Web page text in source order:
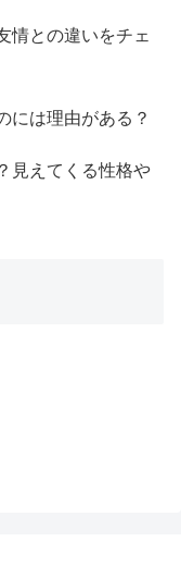
情との違いをチェ
には理由がある？
見えてくる性格や